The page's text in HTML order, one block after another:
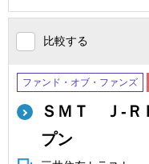
比較する
ファンド・オブ・ファンズ
ＳＭＴ Ｊ-Ｒ
プン